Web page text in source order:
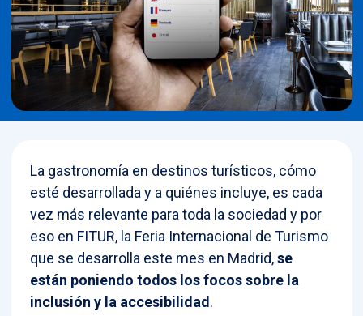
La gastronomía en destinos turísticos, cómo
esté desarrollada y a quiénes incluye, es cada
vez más relevante para toda la sociedad y por
eso en FITUR, la Feria Internacional de Turismo
que se desarrolla este mes en Madrid,se
están poniendo todos los focos sobre la
inclusión y la accesibilidad.